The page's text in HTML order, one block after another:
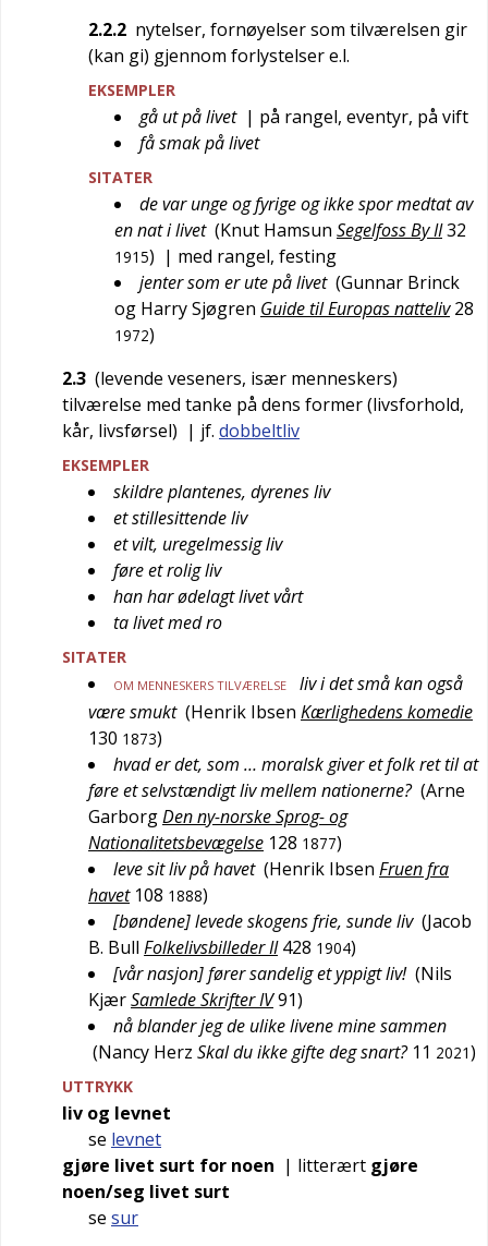
2.2.2 nytelser, fornøyelser som tilværelsen gir
(kan gi) gjennom forlystelser e.l.
EKSEMPLER
gå ut på livet | på rangel, eventyr, på vift
få smak på livet
SITATER
de var unge og fyrige og ikke spor medtat av
en nat i livet (Knut Hamsun Segelfoss By II32
1915) | med rangel, festing
jenter som er ute på livet (Gunnar Brinck
og Harry Sjøgren Guide til Europas natteliv 28
1972)
2.3 (levende veseners, især menneskers)
tilværelse med tanke på dens former (livsforhold,
kår, livsførsel) | jf. dobbeltliv
EKSEMPLER
skildre plantenes, dyrenes liv
et stillesittende liv
et vilt, uregelmessig liv
føre et rolig liv
han har ødelagt livet vårt
ta livet med ro
SITATER
OM MENNESKERS TILVÆRELSE
liv i det små kan også
være smukt (Henrik Ibsen Kærlighedens komedie
130 1873)
hvad er det, som … moralsk giver et folk ret til at
føre et selvstændigt liv mellem nationerne? (Arne
GarborgDen ny-norske Sprog- og
Nationalitetsbevægelse 128 1877)
leve sit liv på havet (Henrik Ibsen Fruen fra
havet 108 1888)
[bøndene] levede skogens frie, sunde liv (Jacob
B. Bull Folkelivsbilleder II 428 1904)
[vår nasjon] fører sandelig et yppigt liv! (Nils
KjærSamlede Skrifter IV91)
nå blander jeg de ulike livene mine sammen
(Nancy Herz Skal du ikke gifte deg snart? 11 2021)
UTTRYKK
liv og levnet
se levnet
gjøre livet surt for noen | litterært gjøre
noen/seg livet surt
se sur